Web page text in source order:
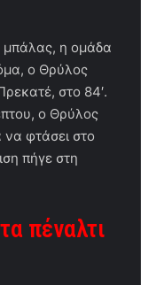
μπάλας, η ομάδα
ο Θρύλος
στο 84′.
ο Θρύλος
να φτάσει στο
πήγε στη
πέναλτι